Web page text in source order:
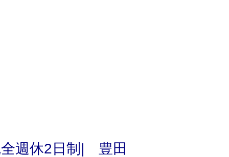
週休2日制| 豊田